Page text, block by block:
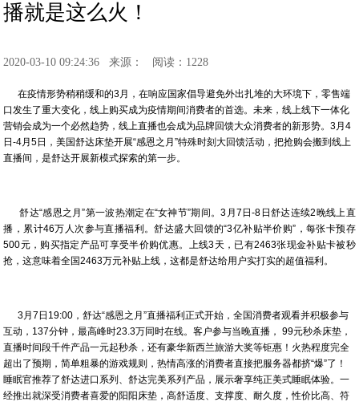
播就是这么火！
2020-03-10 09:24:36 来源： 阅读：1228
在疫情形势稍稍缓和的3月，在响应国家倡导避免外出扎堆的大环境下，零售端
口发生了重大变化，线上购买成为疫情期间消费者的首选。未来，线上线下一体化
营销会成为一个必然趋势，线上直播也会成为品牌回馈大众消费者的新形势。3月4
日-4月5日，美国舒达床垫开展“感恩之月”特殊时刻大回馈活动，把抢购会搬到线上
直播间，是舒达开展新模式探索的第一步。
舒达“感恩之月”第一波热潮定在“女神节”期间。3月7日-8日舒达连续2晚线上直
播，累计46万人次参与直播福利。舒达盛大回馈的“3亿补贴半价购”，每张卡预存
500元，购买指定产品可享受半价购优惠。上线3天，已有2463张现金补贴卡被秒
抢，这意味着全国2463万元补贴上线，这都是舒达给用户实打实的超值福利。
3月7日19:00，舒达“感恩之月”直播福利正式开始，全国消费者观看并积极参与
互动，137分钟，最高峰时23.3万同时在线。客户参与当晚直播， 99元秒杀床垫，
直播时间段千件产品一元起秒杀，还有豪华新西兰旅游大奖等钜惠！火热程度完全
超出了预期，简单粗暴的游戏规则，热情高涨的消费者直接把服务器都挤“爆”了！
睡眠官推荐了舒达进口系列、舒达完美系列产品，展示奢享纯正美式睡眠体验。一
经推出就深受消费者喜爱的阳阳床垫，高舒适度、支撑度、耐久度，性价比高、符